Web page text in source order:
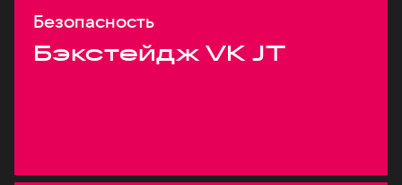
Безопасность
Бэкстейдж VK JT